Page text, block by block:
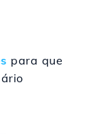
para que